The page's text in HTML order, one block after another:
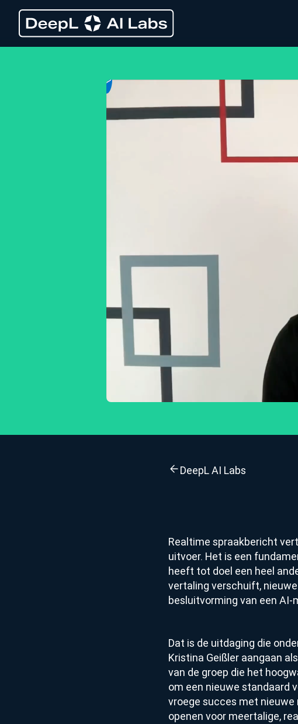
DeepL AI Labs
Realtime spraakbericht
uitvoer. Het is een
heeft tot doel een heel
vertaling verschuift,
besluitvorming van een AI-
Dat is de uitdaging die
Kristina Geißler aangaan
van de groep die het
om een nieuwe standaard
vroege succes met
openen voor meertalige,